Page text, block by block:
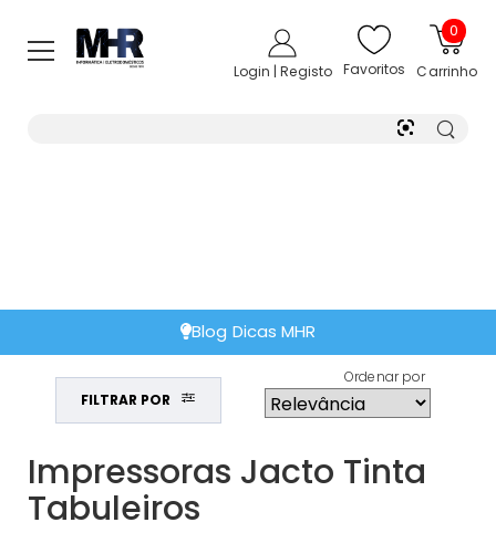
Login | Registo Favoritos
0
Carrinho
Blog Dicas MHR
FILTRAR POR
Ordenar por
Impressoras Jacto Tinta
Tabuleiros